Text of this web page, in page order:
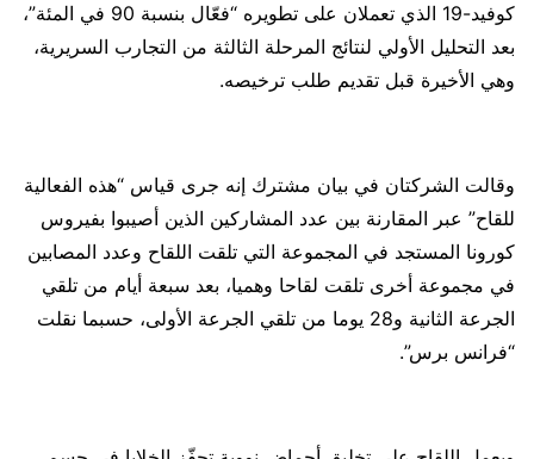
كوفيد-19 الذي تعملان على تطويره “فعّال بنسبة 90 في المئة”،
بعد التحليل الأولي لنتائج المرحلة الثالثة من التجارب السريرية،
وهي الأخيرة قبل تقديم طلب ترخيصه.
وقالت الشركتان في بيان مشترك إنه جرى قياس “هذه الفعالية
للقاح” عبر المقارنة بين عدد المشاركين الذين أصيبوا بفيروس
كورونا المستجد في المجموعة التي تلقت اللقاح وعدد المصابين
في مجموعة أخرى تلقت لقاحا وهميا، بعد سبعة أيام من تلقي
الجرعة الثانية و28 يوما من تلقي الجرعة الأولى، حسبما نقلت
“فرانس برس”.